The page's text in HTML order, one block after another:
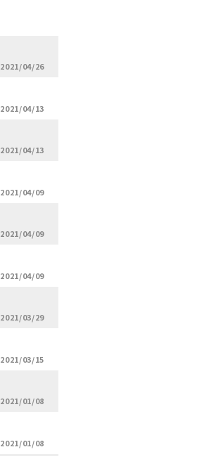
2021/04/26
2021/04/13
2021/04/13
2021/04/09
2021/04/09
2021/04/09
2021/03/29
2021/03/15
2021/01/08
2021/01/08